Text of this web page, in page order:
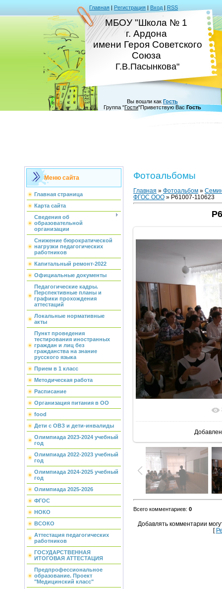
Главная | Регистрация | Вход | RSS
МБОУ "Школа № 1
г. Ардона
имени Героя Советского
Союза
Г.В.Пасынкова"
Вы вошли как Гость
Группа "Гости"Приветствую Вас Гость
Меню сайта
Главная страница
Карта сайта
Сведения об
образовательной
организации
Снижение бюрократической
нагрузки педагогических
работников
Капитальный ремонт-2022
Официальные документы
Педагогические кадры.
Перспективные планы и
графики прохождения
аттестаций
Локальные нормативные
акты
Пункт проведения
тестирования иностранных
граждан и лиц без
гражданства на знание
русского языка
Прием в 1 класс
Методическая работа
Расписание
Организация питания в ОО
food
Дети с ОВЗ и дети-инвалиды
Олимпиада 2023-2024 учебный
год
Олимпиада 2022-2023 учебный
год
Олимпиада 2024-2025 учебный
год
Олимпиада 2025-2026
ФГОС
НОКО
ВСОКО
Аттестация педагогических
работников
ГОСУДАРСТВЕННАЯ
ИТОГОВАЯ АТТЕСТАЦИЯ
Предпрофессиональное
образование. Проект
"Медицинский класс"
Фотоальбомы
Главная » Фотоальбом »
ФГОС ООО » P61007-110623
В
Всего комментариев: 0
Добавлять комментарии
[